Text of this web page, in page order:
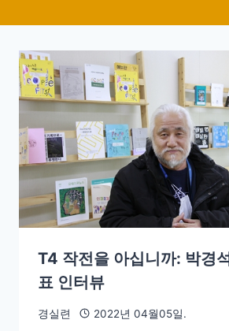
T4 작전을 아십니까: 박경
표 인터뷰
경실련 2022년 04월05일.